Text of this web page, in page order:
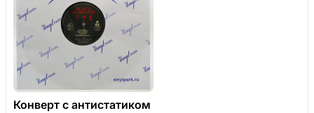
Конверт с антистатиком